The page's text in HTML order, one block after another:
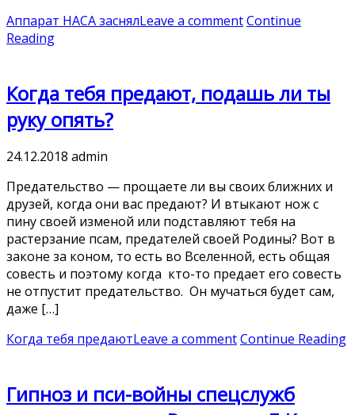
Аппарат НАСА заснялLeave a commentContinue
Reading
Когда тебя предают, подашь ли ты
руку опять?
24.12.2018 admin
Предательство — прощаете ли вы своих ближних и
друзей, когда они вас предают? И втыкают нож с
пину своей изменой или подставляют тебя на
растерзание псам, предателей своей Родины? Вот в
законе за коном, то есть во Вселенной, есть общая
совесть и поэтому когда кто-то предает его совесть
не отпустит предательство. Он мучаться будет сам,
даже […]
Когда тебя предаютLeave a commentContinue Reading
Гипноз и пси-войны спецслужб